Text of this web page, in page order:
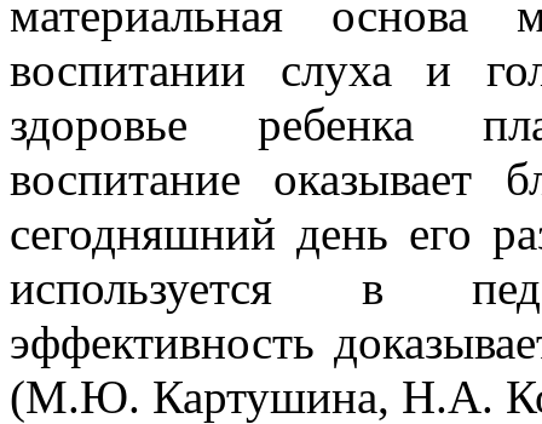
материальная основа
воспитании слуха и
здоровье ребенка
воспитание оказывает
сегодняшний день его
используется в
эффективность
(М.Ю. Картушина, Н.А.